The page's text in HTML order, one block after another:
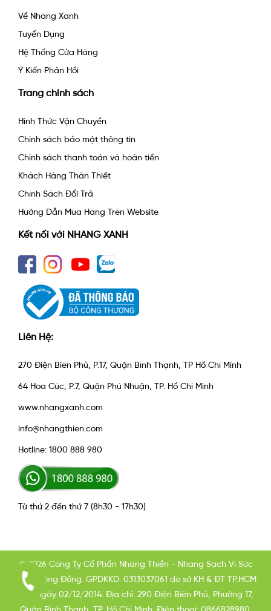
Về Nhang Xanh
Tuyển Dụng
Hệ Thống Cửa Hàng
Ý Kiến Phản Hồi
Trang chính sách
Hình Thức Vận Chuyển
Chính sách bảo mật thông tin
Chính sách thanh toán và hoàn tiền
Khách Hàng Thân Thiết
Chính Sách Đổi Trả
Hướng Dẫn Mua Hàng Trên Website
Kết nối với NHANG XANH
Liên Hệ:
270 Điện Biên Phủ, P.17, Quận Bình Thạnh, TP Hồ Chí Minh
64 Hoa Cúc, P.7, Quận Phú Nhuận, TP. Hồ Chí Minh
www.nhangxanh.com
info@nhangthien.com
Hotline: 1800 888 980
Từ thứ 2 đến thứ 7 (8h30 - 17h30)
© 2026 Công Ty Cổ Phần Nhang Thiền - Nhang Sạch Vì Sức
Khỏe Cộng Đồng. GPDKKD: 0313037061 do sở KH & ĐT TP.HCM
cấp ngày 02/12/2014. Địa chỉ: 290 Điện Biên Phủ, Phường 17,